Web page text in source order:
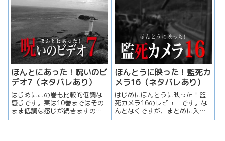
ほんとにあった！呪いのビ
デオ7（ネタバレあり）
はじめにこの巻も比較的低調な
感じです。実は10巻まではその
まま低調な感じが続きますの
で、我慢の巻ですw。そこそこ味
ほんとうに映った！監死カ
メラ16（ネタバレあり）
はじめにほんとうに映った！監
死カメラ16のレビューです。な
んとなくですが、まとめに入っ
ているような印象を受けます。